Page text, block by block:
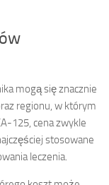
mogą się znacznie
regionu, w którym
125, cena zwykle
stosowane
leczenia.